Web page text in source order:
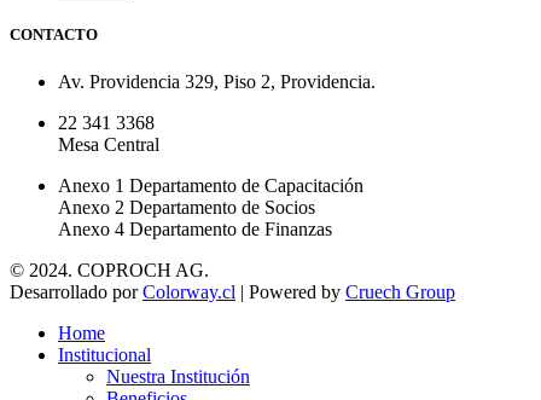
CONTACTO
Av. Providencia 329, Piso 2, Providencia.
22 341 3368
Mesa Central
Anexo 1 Departamento de Capacitación
Anexo 2 Departamento de Socios
Anexo 4 Departamento de Finanzas
© 2024. COPROCH AG.
Desarrollado porColorway.cl | Powered by Cruech Group
Home
Institucional
Nuestra Institución